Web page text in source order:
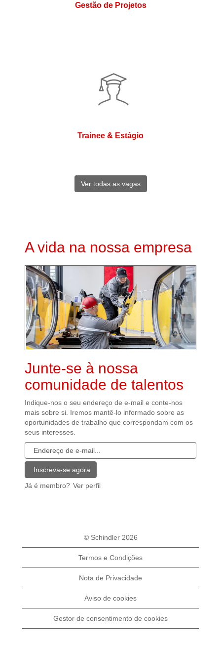
Gestão de Projetos
Trainee & Estágio
Ver todas as vagas
A vida na nossa empresa
Junte-se à nossa
comunidade de talentos
Indique-nos o seu endereço de e-mail e conte-nos
mais sobre si. Iremos mantê-lo informado sobre as
oportunidades de trabalho que correspondam com os
seus interesses.
Já é membro? Ver perfil
© Schindler 2026
Termos e Condições
Nota de Privacidade
Aviso de cookies
Gestor de consentimento de cookies